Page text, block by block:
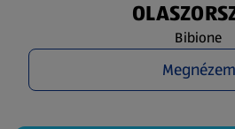
Bibione
Megnézem